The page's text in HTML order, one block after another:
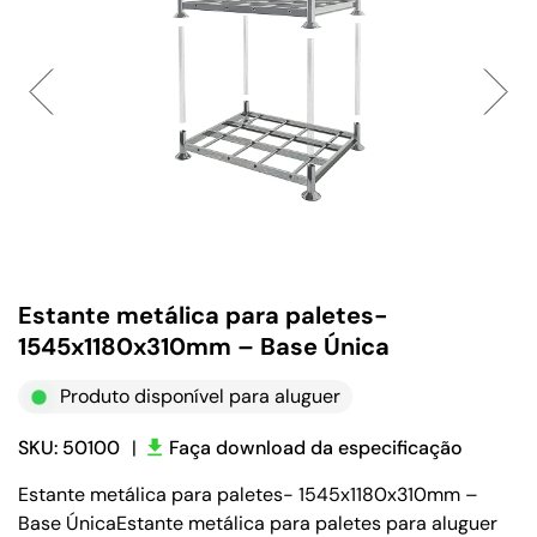
Estante metálica para paletes-
1545x1180x310mm – Base Única
Produto disponível para aluguer
SKU: 50100 |
Faça download da especificação
Estante metálica para paletes- 1545x1180x310mm –
Base ÚnicaEstante metálica para paletes para aluguer